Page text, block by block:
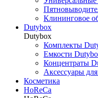
Клининговое
Dutybox
Dutybox
Комплекты
Емкости
Концентраты
Аксессуары
Косметика
HoReCa